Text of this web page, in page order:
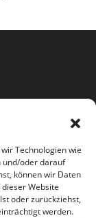
Technologien wie
und/oder darauf
können wir Daten
Website
oder zurückziehst,
werden.